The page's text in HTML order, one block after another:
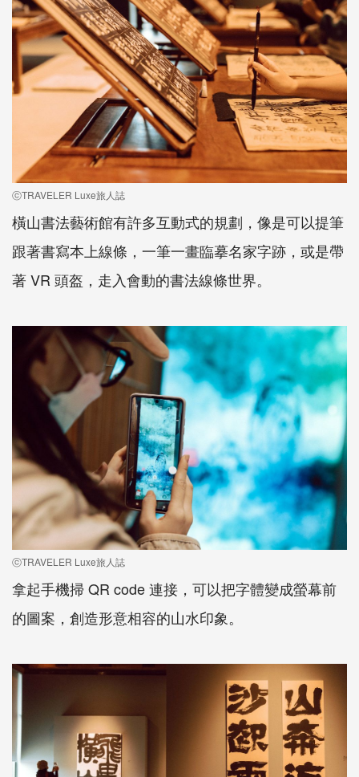
ⓒTRAVELER Luxe旅人誌
橫山書法藝術館有許多互動式的規劃，像是可以提筆
跟著書寫本上線條，一筆一畫臨摹名家字跡，或是帶
著 VR 頭盔，走入會動的書法線條世界。
ⓒTRAVELER Luxe旅人誌
拿起手機掃 QR code 連接，可以把字體變成螢幕前
的圖案，創造形意相容的山水印象。